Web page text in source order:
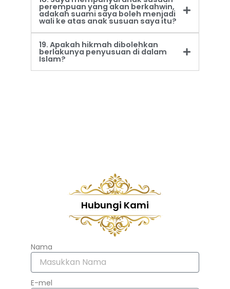
perempuan yang akan berkahwin,
adakah suami saya boleh menjadi
wali ke atas anak susuan saya itu?
19. Apakah hikmah dibolehkan
berlakunya penyusuan di dalam
Islam?
Hubungi Kami
Nama
E-mel